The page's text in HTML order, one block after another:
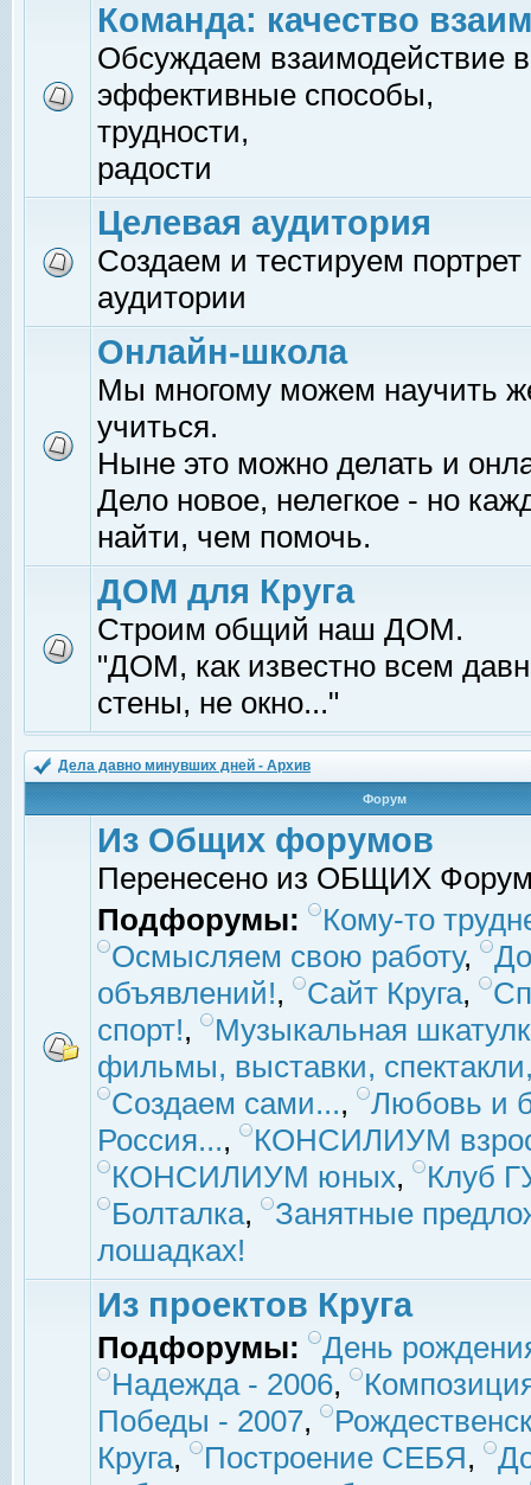
Команда: качество
Обсуждаем взаимодействие
эффективные способы,
трудности,
радости
Целевая аудитория
Создаем и тестируем
аудитории
Онлайн-школа
Мы многому можем научить
учиться.
Ныне это можно делать и
Дело новое, нелегкое - но
найти, чем помочь.
ДОМ для Круга
Строим общий наш ДОМ.
"ДОМ, как известно всем
стены, не окно..."
Дела давно минувших дней - Архив
Форум
Из Общих форумов
Перенесено из ОБЩИХ
Подфорумы:
Кому-то
Осмысляем свою работу,
объявлений!, Сайт Круга,
спорт!,
Музыкальная
фильмы, выставки,
Создаем сами...,
Любовь и
Россия...,
КОНСИЛИУМ
КОНСИЛИУМ юных,
Клуб
Болталка,
Занятные
лошадках!
Из проектов Круга
Подфорумы:
День
Надежда - 2006,
Победы - 2007,
Круга, Построение СЕБЯ,